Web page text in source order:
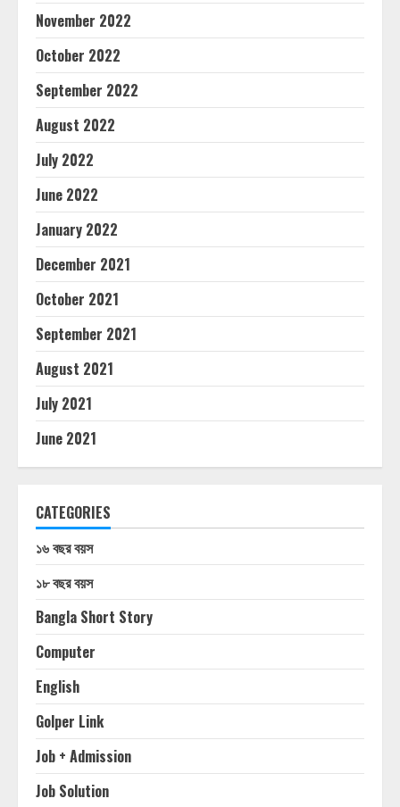
November 2022
October 2022
September 2022
August 2022
July 2022
June 2022
January 2022
December 2021
October 2021
September 2021
August 2021
July 2021
June 2021
CATEGORIES
১৬ বছর বয়স
১৮ বছর বয়স
Bangla Short Story
Computer
English
Golper Link
Job + Admission
Job Solution